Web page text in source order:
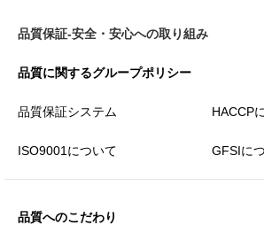
品質保証-安全・安心への取り組み
品質に関するグループポリシー
品質保証システム HACCP
ISO9001について GFSIに
品質へのこだわり